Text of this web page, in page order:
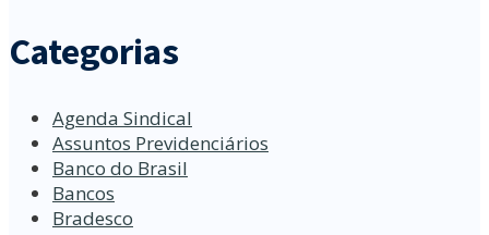
Categorias
Agenda Sindical
Assuntos Previdenciários
Banco do Brasil
Bancos
Bradesco